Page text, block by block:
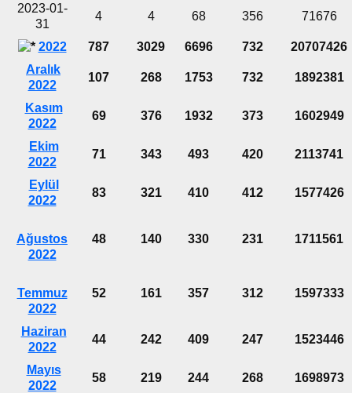
2023-01-
31
4 4 68 356 71676
2022 787 3029 6696 732
20707426
Aralık
2022
107 268 1753 732 1892381
Kasım
2022
69 376 1932 373 1602949
Ekim
2022
71 343 493 420 2113741
Eylül
2022
83 321 410 412 1577426
Ağustos
2022
48 140 330 231 1711561
Temmuz
2022
52 161 357 312 1597333
Haziran
2022
44 242 409 247 1523446
Mayıs
2022
58 219 244 268 1698973